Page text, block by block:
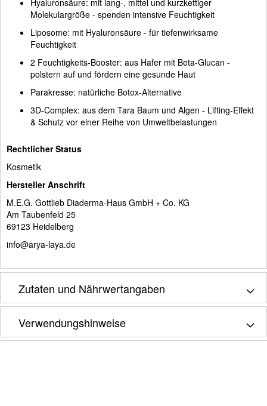
Molekulargröße - spenden intensive Feuchtigkeit
Liposome: mit Hyaluronsäure - für tiefenwirksame
Feuchtigkeit
2 Feuchtigkeits-Booster: aus Hafer mit Beta-Glucan -
polstern auf und fördern eine gesunde Haut
Parakresse: natürliche Botox-Alternative
3D-Complex: aus dem Tara Baum und Algen - Lifting-Effekt
& Schutz vor einer Reihe von Umweltbelastungen
Rechtlicher Status
Kosmetik
Hersteller Anschrift
M.E.G. Gottlieb Diaderma-Haus GmbH + Co. KG
Am Taubenfeld 25
69123 Heidelberg
info@arya-laya.de
Zutaten und Nährwertangaben
Verwendungshinweise